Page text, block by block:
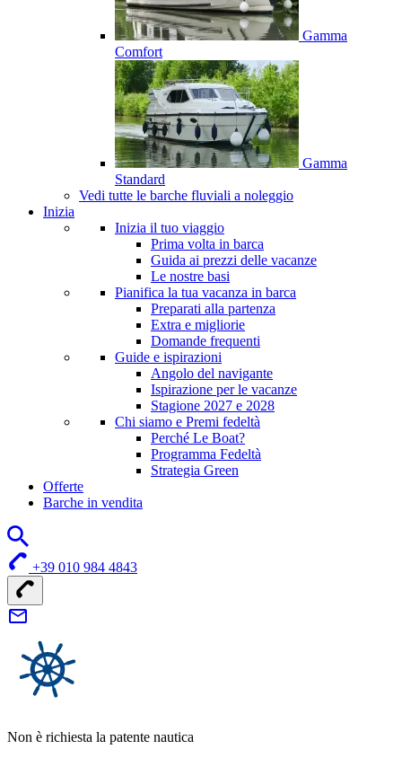
Gamma
Comfort
Gamma
Standard
Vedi tutte le barche fluviali a noleggio
Inizia
Inizia il tuo viaggio
Prima volta in barca
Guida ai prezzi delle vacanze
Le nostre basi
Pianifica la tua vacanza in barca
Preparati alla partenza
Extra e migliorie
Domande frequenti
Guide e ispirazioni
Angolo del navigante
Ispirazione per le vacanze
Stagione 2027 e 2028
Chi siamo e Premi fedeltà
Perché Le Boat?
Programma Fedeltà
Strategia Green
Offerte
Barche in vendita
+39 010 984 4843
Non è richiesta la patente nautica